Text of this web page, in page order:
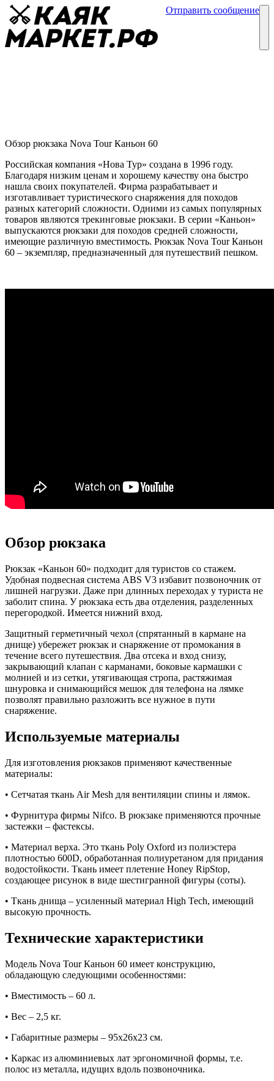
Отправить сообщение
Обзор рюкзака Nova Tour Каньон 60
Российская компания «Нова Тур» создана в 1996 году.
Благодаря низким ценам и хорошему качеству она быстро
нашла своих покупателей. Фирма разрабатывает и
изготавливает туристического снаряжения для походов
разных категорий сложности. Одними из самых популярных
товаров являются трекинговые рюкзаки. В серии «Каньон»
выпускаются рюкзаки для походов средней сложности,
имеющие различную вместимость. Рюкзак Nova Tour Каньон
60 – экземпляр, предназначенный для путешествий пешком.
Обзор рюкзака
Рюкзак «Каньон 60» подходит для туристов со стажем.
Удобная подвесная система ABS V3 избавит позвоночник от
лишней нагрузки. Даже при длинных переходах у туриста не
заболит спина. У рюкзака есть два отделения, разделенных
перегородкой. Имеется нижний вход.
Защитный герметичный чехол (спрятанный в кармане на
днище) убережет рюкзак и снаряжение от промокания в
течение всего путешествия. Два отсека и вход снизу,
закрывающий клапан с карманами, боковые кармашки с
молнией и из сетки, утягивающая стропа, растяжимая
шнуровка и снимающийся мешок для телефона на лямке
позволят правильно разложить все нужное в пути
снаряжение.
Используемые материалы
Для изготовления рюкзаков применяют качественные
материалы:
• Сетчатая ткань Air Mesh для вентиляции спины и лямок.
• Фурнитура фирмы Nifco. В рюкзаке применяются прочные
застежки – фастексы.
• Материал верха. Это ткань Poly Oxford из полиэстера
плотностью 600D, обработанная полиуретаном для придания
водостойкости. Ткань имеет плетение Honey RipStop,
создающее рисунок в виде шестигранной фигуры (соты).
• Ткань днища – усиленный материал High Tech, имеющий
высокую прочность.
Технические характеристики
Модель Nova Tour Каньон 60 имеет конструкцию,
обладающую следующими особенностями:
• Вместимость – 60 л.
• Вес – 2,5 кг.
• Габаритные размеры – 95х26х23 см.
• Каркас из алюминиевых лат эргономичной формы, т.е.
полос из металла, идущих вдоль позвоночника.